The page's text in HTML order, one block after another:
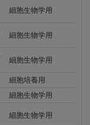
細胞生物学用
細胞生物学用
細胞生物学用
細胞培養用
細胞生物学用
細胞生物学用